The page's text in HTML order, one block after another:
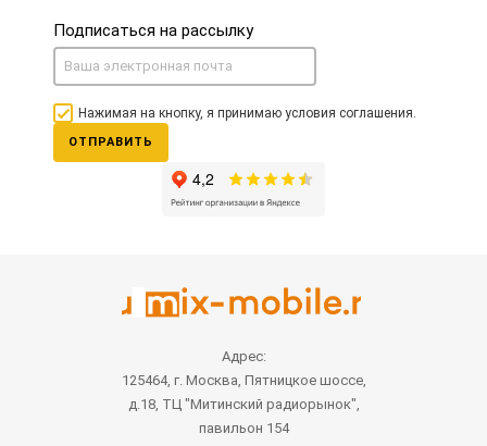
Подписаться на рассылку
Нажимая на кнопку, я принимаю условия соглашения.
ОТПРАВИТЬ
Адрес:
125464, г. Москва, Пятницкое шоссе,
д.18, ТЦ "Митинский радиорынок",
павильон 154